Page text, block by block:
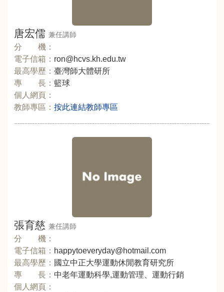
唐宏儒 兼任講師
分 機：
電子信箱： ron@hcvs.kh.edu.tw
最高學歷： 臺灣師大體研所
專 長： 籃球
個人網頁：
教師專區： 按此連結教師專區
張育慈 兼任講師
分 機：
電子信箱： happytoeveryday@hotmail.com
最高學歷： 國立中正大學運動休閒教育研究所
專 長： 中老年運動科學,運動管理、運動行銷
個人網頁：